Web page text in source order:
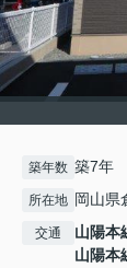
築年数 築7年
所在地 岡山県
交通 山陽本
山陽本